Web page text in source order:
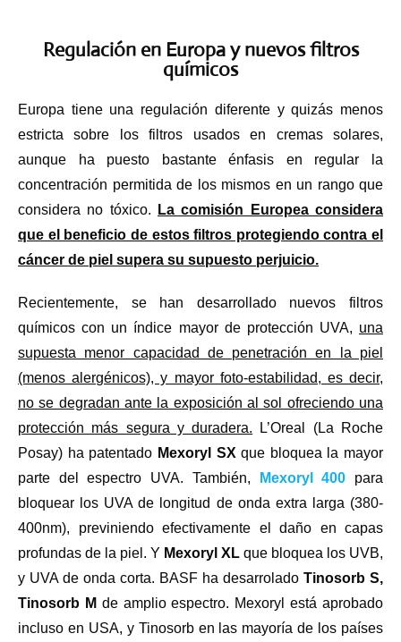
Regulación en Europa y nuevos filtros
químicos
Europa tiene una regulación diferente y quizás menos
estricta sobre los filtros usados en cremas solares,
aunque ha puesto bastante énfasis en regular la
concentración permitida de los mismos en un rango que
considera no tóxico.
La comisión Europea considera
que el beneficio de estos filtros protegiendo contra el
cáncer de piel supera su supuesto perjuicio.
Recientemente, se han desarrollado nuevos filtros
químicos con un índice mayor de protección UVA, una
supuesta menor capacidad de penetración en la piel
(menos alergénicos), y mayor foto-estabilidad, es decir,
no se degradan ante la exposición al sol ofreciendo una
protección más segura y duradera. L’Oreal (La Roche
Posay) ha patentado Mexoryl SXque bloquea la mayor
parte del espectro UVA. También,
Mexoryl 400 para
bloquear los UVA de longitud de onda extra larga (380-
400nm), previniendo efectivamente el daño en capas
profundas de la piel. Y Mexoryl XL que bloquea los UVB,
y UVA de onda corta. BASF ha desarrolado Tinosorb S,
Tinosorb M de amplio espectro. Mexoryl está aprobado
incluso en USA, y Tinosorb en las mayoría de los países